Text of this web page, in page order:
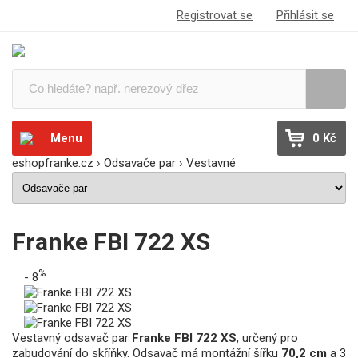
Registrovat se Přihlásit se
Menu
0 Kč
eshopfranke.cz › Odsavače par › Vestavné
Franke FBI 722 XS
- 8%
Vestavný odsavač par Franke FBI 722 XS, určený pro
zabudování do skříňky. Odsavač má montážní šířku 70,2 cm a 3